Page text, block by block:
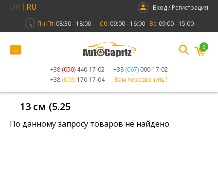
UK RU
Вход / Регистрация
Пн-Пт: 08:30 - 18:00 Сб: 09:00 - 16:00 Вс: 09:00 - 15:00
+38 (050) 440-17-02 +38 (067) 000-17-02
+38 (093) 170-17-04 Вам перезвонить?
0
13 см (5.25
По данному запросу товаров не найдено.